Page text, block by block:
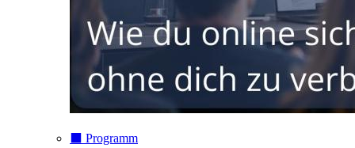
⬛️ Programm